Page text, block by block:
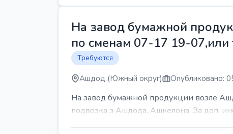
На завод бумажной
по сменам 07-17 19-07,или
Требуются
Ашдод (Южный округ) Опубликовано:
На завод бумажной продукции возле
подвозка з Ашдода, Ашкелона. За доп.